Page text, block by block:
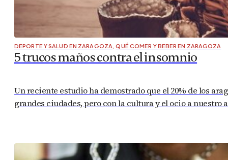
DEPORTE Y SALUD EN ZARAGOZA, QUÉ COMER Y BEBER EN ZARAGOZA
5 trucos maños contra el insomnio
Un reciente estudio ha demostrado que el 20% de los
grandes ciudades, pero con la cultura y el ocio a